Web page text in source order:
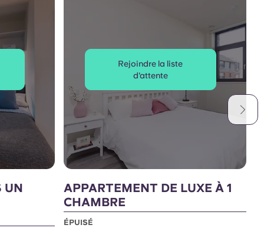
UN
Rejoindre la liste
d'attente
APPARTEMENT DE LUXE À 1
CHAMBRE
ÉPUISÉ